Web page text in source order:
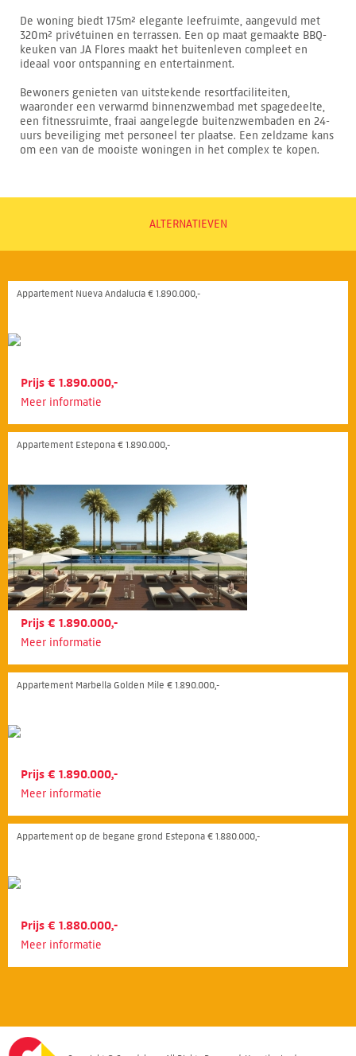
De woning biedt 175m² elegante leefruimte, aangevuld met
320m² privétuinen en terrassen. Een op maat gemaakte BBQ-
keuken van JA Flores maakt het buitenleven compleet en
ideaal voor ontspanning en entertainment.
Bewoners genieten van uitstekende resortfaciliteiten,
waaronder een verwarmd binnenzwembad met spagedeelte,
een fitnessruimte, fraai aangelegde buitenzwembaden en 24-
uurs beveiliging met personeel ter plaatse. Een zeldzame kans
om een van de mooiste woningen in het complex te kopen.
ALTERNATIEVEN
Appartement Nueva Andalucía € 1.890.000,-
Prijs € 1.890.000,-
Meer informatie
Appartement Estepona € 1.890.000,-
Prijs € 1.890.000,-
Meer informatie
Appartement Marbella Golden Mile € 1.890.000,-
Prijs € 1.890.000,-
Meer informatie
Appartement op de begane grond Estepona € 1.880.000,-
Prijs € 1.880.000,-
Meer informatie